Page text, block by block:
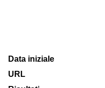
Data iniziale
URL